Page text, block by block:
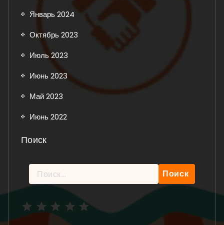
Январь 2024
Октябрь 2023
Июль 2023
Июнь 2023
Май 2023
Июнь 2022
Поиск
Найти: